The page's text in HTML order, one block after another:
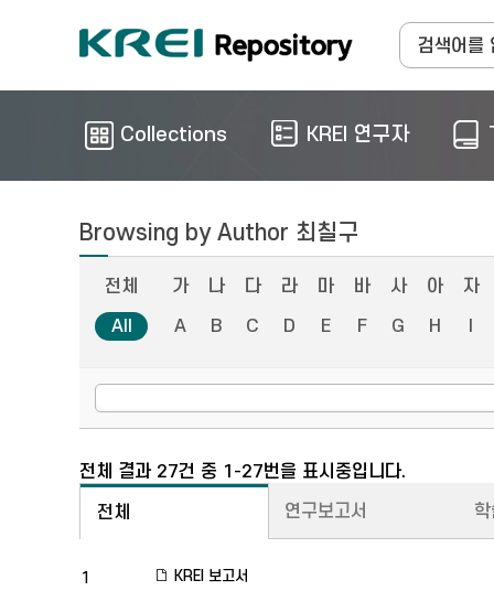
Collections KREI 연구자
Browsing by Author 최칠구
전체 가 나 다 라 마 바 사 아 자
All
A B C D E F G H
전체 결과 27건 중 1-27번을 표시중입니다.
전체 연구보고서
1 KREI 보고서